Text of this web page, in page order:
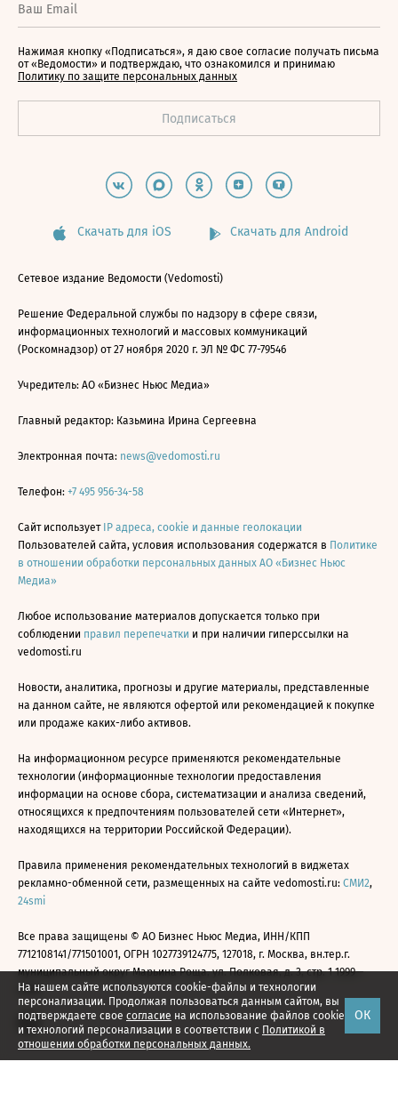
На нашем сайте используются cookie-файлы и технологии
персонализации. Продолжая пользоваться данным сайтом, вы
подтверждаете свое согласие на использование файлов cookie
и технологий персонализации в соответствии с Политикой в
отношении обработки персональных данных.
ОК
Нажимая кнопку «Подписаться», я даю свое согласие получать письма
от «Ведомости» и подтверждаю, что ознакомился и принимаю
Политику по защите персональных данных
Скачать для iOS Скачать для Android
Сетевое издание Ведомости (Vedomosti)
Решение Федеральной службы по надзору в сфере связи,
информационных технологий и массовых коммуникаций
(Роскомнадзор) от 27 ноября 2020 г. ЭЛ № ФС 77-79546
Учредитель: АО «Бизнес Ньюс Медиа»
Главный редактор: Казьмина Ирина Сергеевна
Электронная почта: news@vedomosti.ru
Телефон: +7 495 956-34-58
Сайт использует IP адреса, cookie и данные геолокации
Пользователей сайта, условия использования содержатся в Политике
в отношении обработки персональных данных АО «Бизнес Ньюс
Медиа»
Любое использование материалов допускается только при
соблюдении правил перепечатки и при наличии гиперссылки на
vedomosti.ru
Новости, аналитика, прогнозы и другие материалы, представленные
на данном сайте, не являются офертой или рекомендацией к покупке
или продаже каких-либо активов.
На информационном ресурсе применяются рекомендательные
технологии (информационные технологии предоставления
информации на основе сбора, систематизации и анализа сведений,
относящихся к предпочтениям пользователей сети «Интернет»,
находящихся на территории Российской Федерации).
Правила применения рекомендательных технологий в виджетах
рекламно-обменной сети, размещенных на сайте vedomosti.ru: СМИ2,
24smi
Все права защищены © АО Бизнес Ньюс Медиа, ИНН/КПП
7712108141/771501001, ОГРН 1027739124775, 127018, г. Москва, вн.тер.г.
муниципальный округ Марьина Роща, ул. Полковая, д. 3, стр. 1 1999—
2026